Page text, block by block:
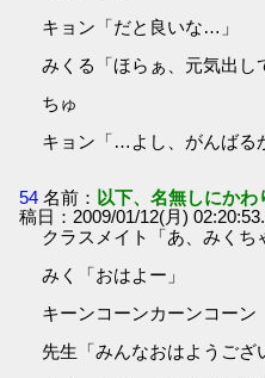
キョン「だと良いな…」
みくる「ほらぁ、元気出し
ちゅ
キョン「…よし、がんばる
54 名前： 以下、名無しにか
稿日：2009/01/12(月)
クラスメイト「あ、みくち
みく「おはよー」
キーンコーンカーンコーン
先生「みんなおはようござ